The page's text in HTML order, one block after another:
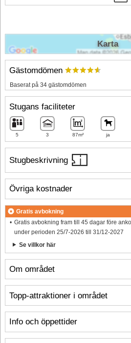
Stugbeskrivning
Om området
Info och öppettider
Gästomdömen
Baserat på 34 gästomdömen
Stugans faciliteter
5 3 87m² ja
Övriga kostnader
Gratis avbokning
Gratis avbokning fram till 45 dagar före
under perioden 25/7-2026 till 31/12-2027
Se villkor här
Karta
Topp-attraktioner i området